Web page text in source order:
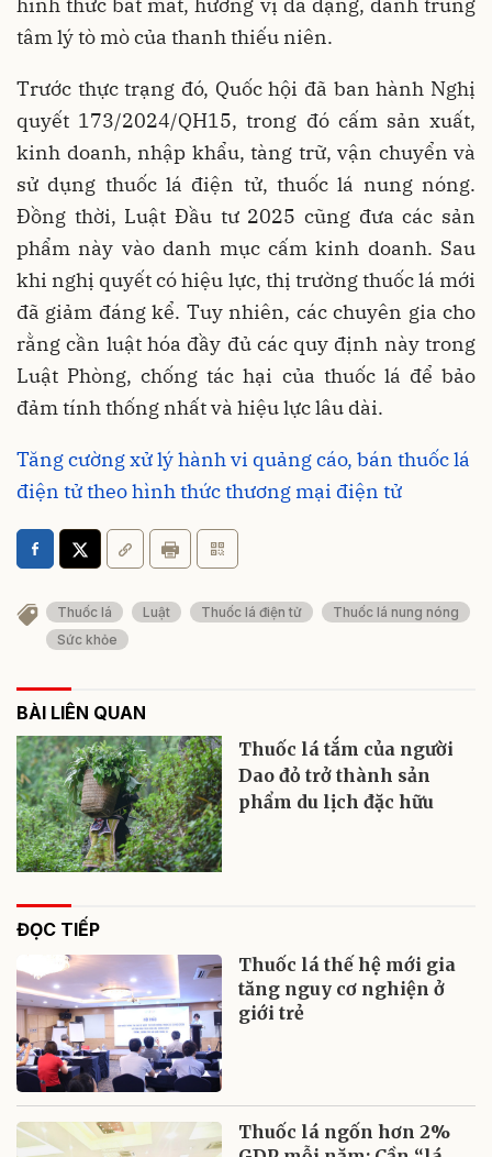
hình thức bắt mắt, hương vị đa dạng, đánh trúng
tâm lý tò mò của thanh thiếu niên.
Trước thực trạng đó, Quốc hội đã ban hành Nghị
quyết 173/2024/QH15, trong đó cấm sản xuất,
kinh doanh, nhập khẩu, tàng trữ, vận chuyển và
sử dụng thuốc lá điện tử, thuốc lá nung nóng.
Đồng thời, Luật Đầu tư 2025 cũng đưa các sản
phẩm này vào danh mục cấm kinh doanh. Sau
khi nghị quyết có hiệu lực, thị trường thuốc lá mới
đã giảm đáng kể. Tuy nhiên, các chuyên gia cho
rằng cần luật hóa đầy đủ các quy định này trong
Luật Phòng, chống tác hại của thuốc lá để bảo
đảm tính thống nhất và hiệu lực lâu dài.
Tăng cường xử lý hành vi quảng cáo, bán thuốc lá
điện tử theo hình thức thương mại điện tử
Thuốc lá Luật Thuốc lá điện tử
Thuốc lá nung nóng
Sức khỏe
BÀI LIÊN QUAN
Thuốc lá tắm của người
Dao đỏ trở thành sản
phẩm du lịch đặc hữu
ĐỌC TIẾP
Thuốc lá thế hệ mới gia
tăng nguy cơ nghiện ở
giới trẻ
Thuốc lá ngốn hơn 2%